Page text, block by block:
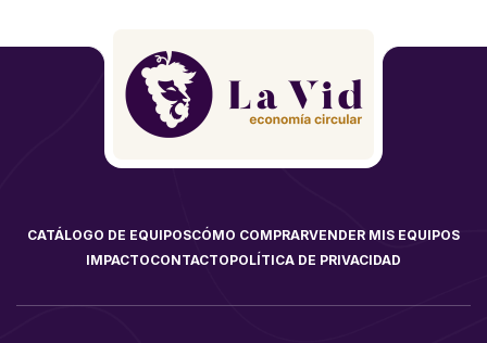
CATÁLOGO DE EQUIPOSCÓMO COMPRARVENDER MIS EQUIPOS
IMPACTOCONTACTOPOLÍTICA DE PRIVACIDAD